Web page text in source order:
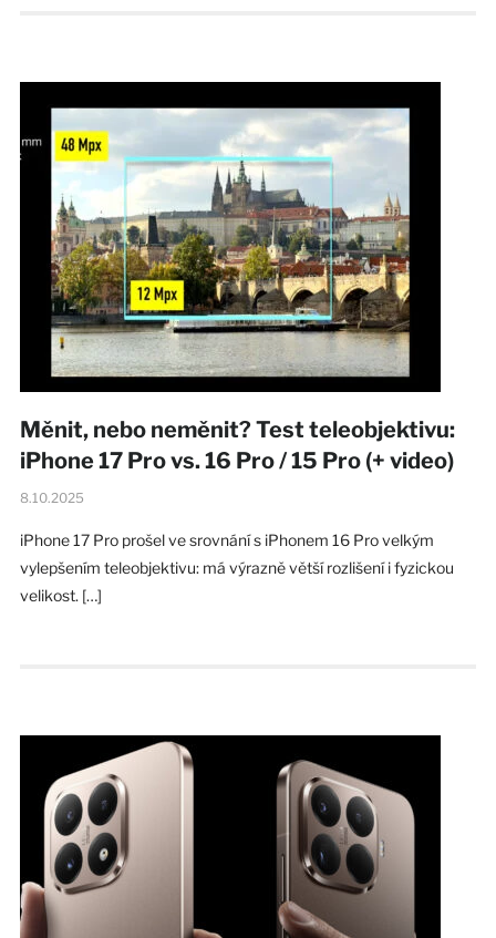
Měnit, nebo neměnit? Test teleobjektivu:
iPhone 17 Pro vs. 16 Pro / 15 Pro (+ video)
8.10.2025
iPhone 17 Pro prošel ve srovnání s iPhonem 16 Pro velkým
vylepšením teleobjektivu: má výrazně větší rozlišení i fyzickou
velikost. […]